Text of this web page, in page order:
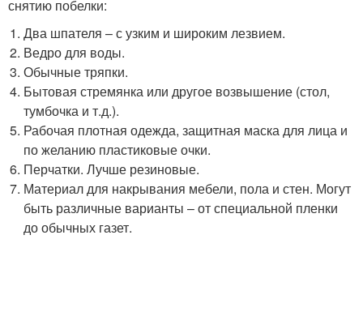
снятию побелки:
Два шпателя – с узким и широким лезвием.
Ведро для воды.
Обычные тряпки.
Бытовая стремянка или другое возвышение (стол,
тумбочка и т.д.).
Рабочая плотная одежда, защитная маска для лица и
по желанию пластиковые очки.
Перчатки. Лучше резиновые.
Материал для накрывания мебели, пола и стен. Могут
быть различные варианты – от специальной пленки
до обычных газет.